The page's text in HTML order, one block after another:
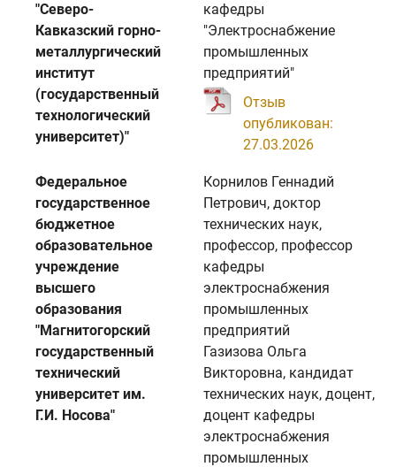
"Северо-
Кавказский горно-
металлургический
институт
(государственный
технологический
университет)"
кафедры
"Электроснабжение
промышленных
предприятий"
Отзыв
опубликован:
27.03.2026
Федеральное
государственное
бюджетное
образовательное
учреждение
высшего
образования
"Магнитогорский
государственный
технический
университет им.
Г.И. Носова"
Корнилов Геннадий
Петрович, доктор
технических наук,
профессор, профессор
кафедры
электроснабжения
промышленных
предприятий
Газизова Ольга
Викторовна, кандидат
технических наук, доцент,
доцент кафедры
электроснабжения
промышленных